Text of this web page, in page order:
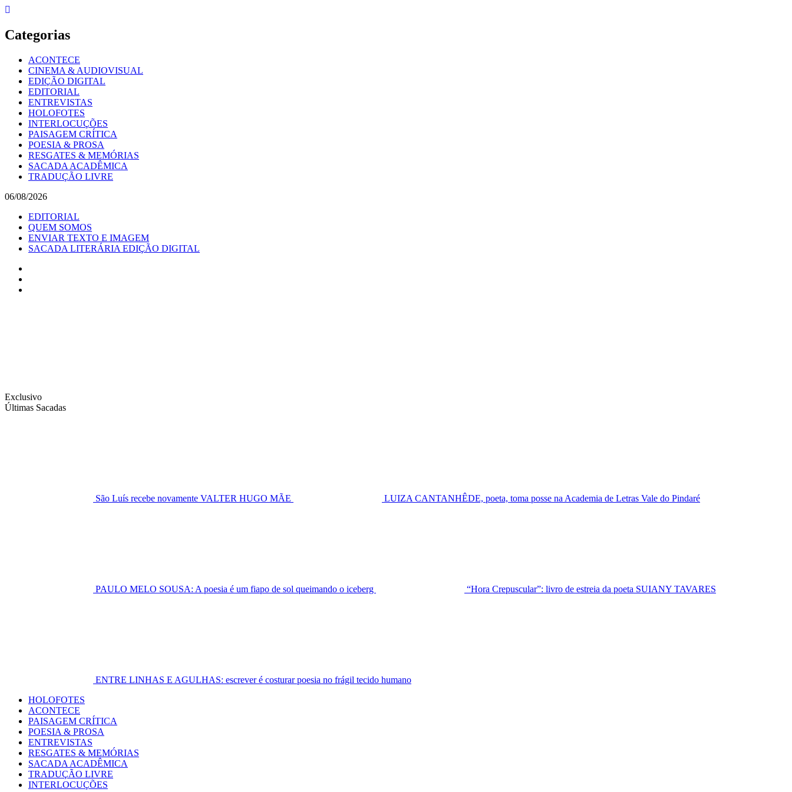
Skip
content
Categorias
ACONTECE
CINEMA & AUDIOVISUAL
EDIÇÃO DIGITAL
EDITORIAL
ENTREVISTAS
HOLOFOTES
INTERLOCUÇÕES
PAISAGEM CRÍTICA
POESIA & PROSA
RESGATES & MEMÓRIAS
SACADA ACADÊMICA
TRADUÇÃO LIVRE
06/08/2026
EDITORIAL
QUEM SOMOS
ENVIAR TEXTO E IMAGEM
SACADA LITERÁRIA EDIÇÃO DIGITAL
Exclusivo
Últimas Sacadas
São Luís recebe novamente VALTER HUGO MÃE LUIZA CANTANHÊDE, poeta, toma posse na Academia de Letras Vale do Pindaré
PAULO MELO SOUSA: A poesia é um fiapo de sol queimando o iceberg “Hora Crepuscular”: livro de estreia da poeta SUIANY TAVARES
ENTRE LINHAS E AGULHAS: escrever é costurar poesia no frágil tecido humano
Primary
Menu
HOLOFOTES
ACONTECE
PAISAGEM CRÍTICA
POESIA & PROSA
ENTREVISTAS
RESGATES & MEMÓRIAS
SACADA ACADÊMICA
TRADUÇÃO LIVRE
INTERLOCUÇÕES